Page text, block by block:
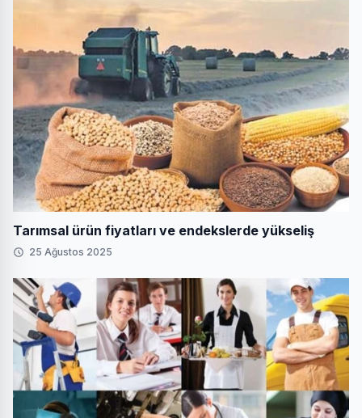
Tarımsal ürün fiyatları ve endekslerde yükseliş
25 Ağustos 2025